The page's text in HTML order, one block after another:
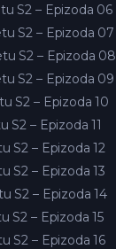
S2 – Epizoda 06
S2 – Epizoda 07
S2 – Epizoda 08
S2 – Epizoda 09
S2 – Epizoda 10
S2 – Epizoda 11
S2 – Epizoda 12
S2 – Epizoda 13
S2 – Epizoda 14
S2 – Epizoda 15
S2 – Epizoda 16